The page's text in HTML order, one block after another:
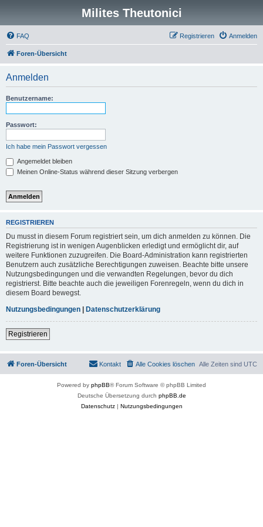
Milites Theutonici
FAQ Anmelden
Registrieren
Foren-Übersicht
Anmelden
Benutzername:
Passwort:
Ich habe mein Passwort vergessen
Angemeldet bleiben
Meinen Online-Status während dieser Sitzung verbergen
REGISTRIEREN
Du musst in diesem Forum registriert sein, um dich anmelden zu können. Die
Registrierung ist in wenigen Augenblicken erledigt und ermöglicht dir, auf
weitere Funktionen zuzugreifen. Die Board-Administration kann registrierten
Benutzern auch zusätzliche Berechtigungen zuweisen. Beachte bitte unsere
Nutzungsbedingungen und die verwandten Regelungen, bevor du dich
registrierst. Bitte beachte auch die jeweiligen Forenregeln, wenn du dich in
diesem Board bewegst.
Nutzungsbedingungen | Datenschutzerklärung
Registrieren
Foren-Übersicht Alle Zeiten sind UTC
Alle Cookies löschen
Kontakt
Powered by phpBB® Forum Software © phpBB Limited
Deutsche Übersetzung durch phpBB.de
Datenschutz| Nutzungsbedingungen